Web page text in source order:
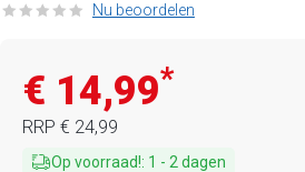
Nu beoordelen
€ 14,99*
RRP € 24,99
Op voorraad!: 1 - 2 dagen